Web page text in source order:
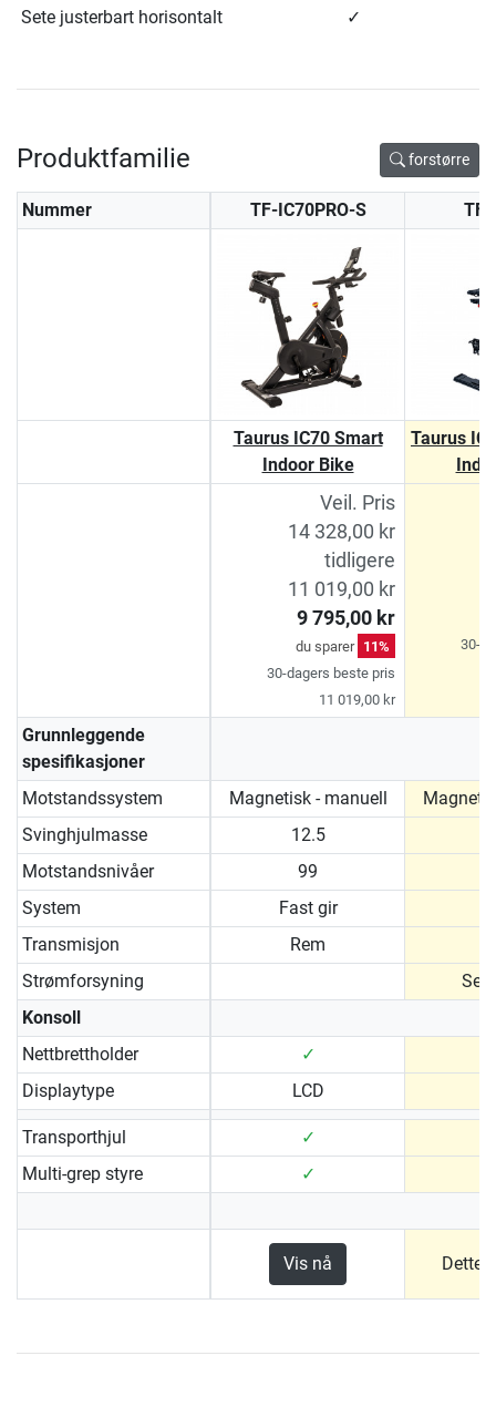
Sete justerbart horisontalt ✓
Produktfamilie forstørre
Nummer TF-IC70PRO-S TF-
Taurus IC70 Smart
Indoor Bike
Taurus
Veil. Pris
14 328,00 kr
tidligere
11 019,00 kr
9 795,00 kr
du sparer 11%
30-dagers beste pris
11 019,00 kr
30-
Grunnleggende
spesifikasjoner
Motstandssystem
Magnetisk - manuell
Svinghjulmasse
12.5
Motstandsnivåer
99
System
Fast gir
Transmisjon
Rem
Strømforsyning
Konsoll
Nettbrettholder
✓
Displaytype
LCD
Transporthjul ✓
Multi-grep styre
✓
Vis nå Dette